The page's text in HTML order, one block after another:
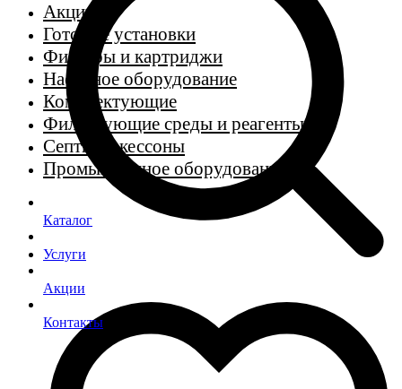
Акции
Готовые установки
Фильтры и картриджи
Насосное оборудование
Комплектующие
Фильтрующие среды и реагенты
Септики, кессоны
Промышленное оборудование
Каталог
Услуги
Акции
Контакты